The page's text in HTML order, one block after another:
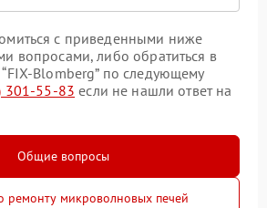
с приведенными ниже
вопросами, либо обратиться в
Blomberg” по следующему
301-55-83 если не нашли ответ на
Общие вопросы
ремонту микроволновых печей